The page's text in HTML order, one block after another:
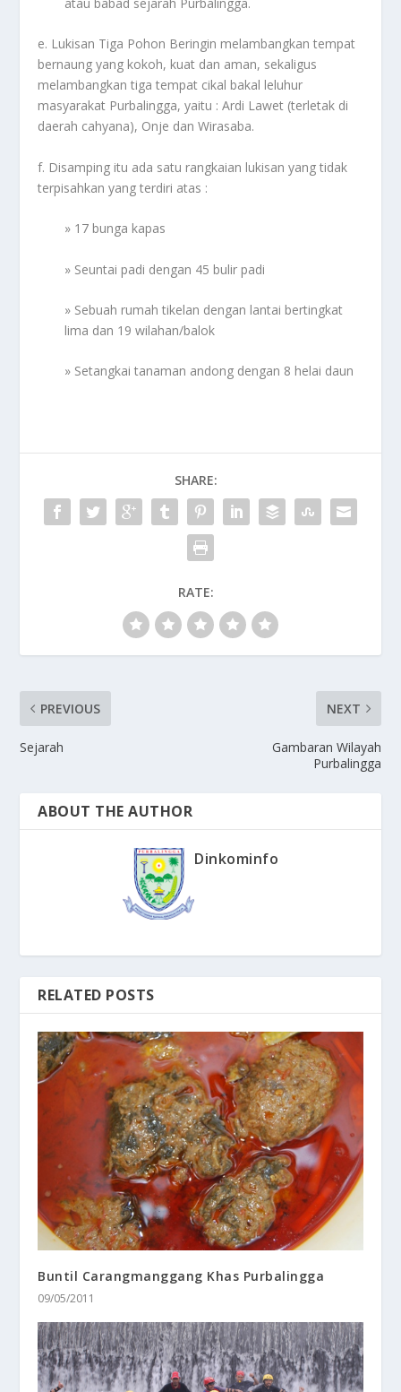
e. Lukisan Tiga Pohon Beringin melambangkan tempat
bernaung yang kokoh, kuat dan aman, sekaligus
melambangkan tiga tempat cikal bakal leluhur
masyarakat Purbalingga, yaitu : Ardi Lawet (terletak di
daerah cahyana), Onje dan Wirasaba.
f. Disamping itu ada satu rangkaian lukisan yang tidak
terpisahkan yang terdiri atas :
» 17 bunga kapas
» Seuntai padi dengan 45 bulir padi
» Sebuah rumah tikelan dengan lantai bertingkat
lima dan 19 wilahan/balok
» Setangkai tanaman andong dengan 8 helai daun
SHARE:
RATE:
PREVIOUS
Sejarah
NEXT
Gambaran Wilayah
Purbalingga
ABOUT THE AUTHOR
Dinkominfo
RELATED POSTS
Buntil Carangmanggang Khas Purbalingga
09/05/2011